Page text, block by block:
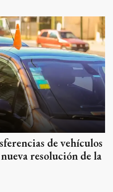
de vehículos
resolución de la